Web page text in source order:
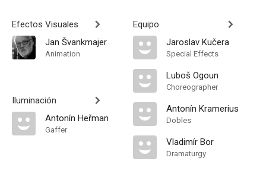
Efectos Visuales
Jan Švankmajer
Animation
Iluminación
Antonín Heřman
Gaffer
Equipo
Jaroslav Kučera
Special Effects
Luboš Ogoun
Choreographer
Antonín Kramerius
Dobles
Vladimír Bor
Dramaturgy